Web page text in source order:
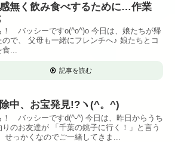
無く飲み食べするために…作業
！ バッシーですo(^o^)o 今日は、娘たちが帰
ので、 父母も一緒にフレンチへ♪ 娘たちとコ
...
記事を読む
中、お宝発見!?ヽ(^。^)
！ バッシーですd(^-^) 今日は、昨日からうち
りのお友達が 「千葉の銚子に行く！」と言う
せっかくなのでご一緒してきま...